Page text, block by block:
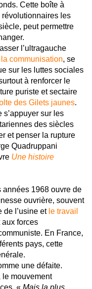
Cette boîte à
les
peut permettre
l’ultragauche
la communisation, se
sur les luttes sociales
à renforcer le
puriste et sectaire
des Gilets jaunes.
sur les
des siècles
et penser la rupture
Quadruppani
Une histoire
années 1968 ouvre de
ouvrière, souvent
de l’usine et le travail
aux forces
En France,
pays, cette
une défaite.
le mouvement